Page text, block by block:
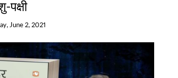
पक्षी
June 2, 2021